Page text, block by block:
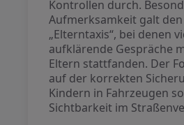
Kontrollen durch.
Aufmerksamkeit galt
„Elterntaxis“, bei denen
aufklärende Gespräche
Eltern stattfanden. Der
auf der korrekten
Kindern in Fahrzeugen
Sichtbarkeit im